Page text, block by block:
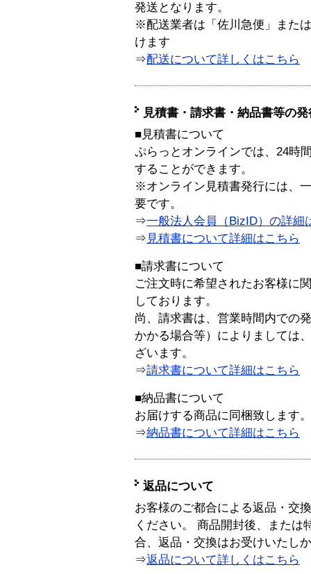
発送となります。
※配送業者は「佐川急便」また
けます
⇒配送について詳しくはこちら
見積書・請求書・納品書等の
■見積書について
ぷらっとオンラインでは、24時
することができます。
※オンライン見積書発行には、
要です。
⇒一般法人会員（BizID）の詳細
⇒ 見積書について詳細はこちら
■請求書について
ご注文時に希望されたお客様に
しております。
尚、請求書は、営業時間内での
かかる場合等）によりましては
ざいます。
⇒請求書について詳細はこちら
■納品書について
お届けする商品に同梱致します。
⇒納品書について詳細はこちら
返品について
お客様のご都合による返品・交
ください。 商品開封後、または
合、返品・交換はお受けいたし
⇒返品について詳しくはこちら